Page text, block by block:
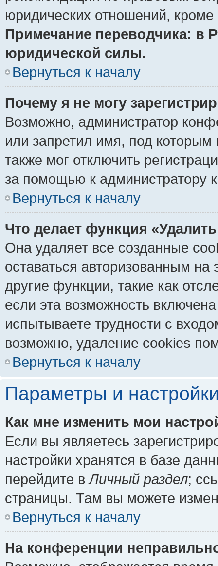
юридических отношений,
Примечание переводчика: в
юридической силы.
Вернуться к началу
Почему я не могу
Возможно, администратор
или запретил имя, под которым
также мог отключить
за помощью к администратору
Вернуться к началу
Что делает функция
Она удаляет все созданные
оставаться авторизованным
другие функции, такие как
если эта возможность
испытываете трудности с
возможно, удаление cookies
Вернуться к началу
Параметры и
Как мне изменить мои
Если вы являетесь
настройки хранятся в базе
перейдите вЛичный раздел;
страницы. Там вы можете
Вернуться к началу
На конференции